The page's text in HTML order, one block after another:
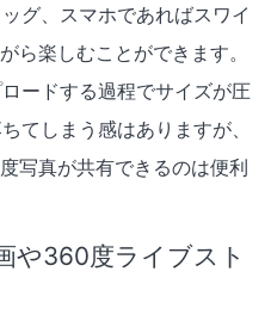
グ、スマホであればスワイ
ら楽しむことができます。
ードする過程でサイズが圧
てしまう感はありますが、
写真が共有できるのは便利
や360度ライブスト